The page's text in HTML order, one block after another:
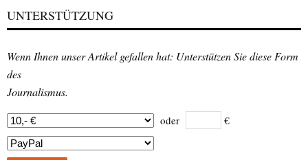
UNTERSTÜTZUNG
Wenn Ihnen unser Artikel gefallen hat: Unterstützen Sie diese Form
des
Journalismus.
oder €